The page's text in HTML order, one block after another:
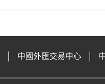
中國外匯交易中心